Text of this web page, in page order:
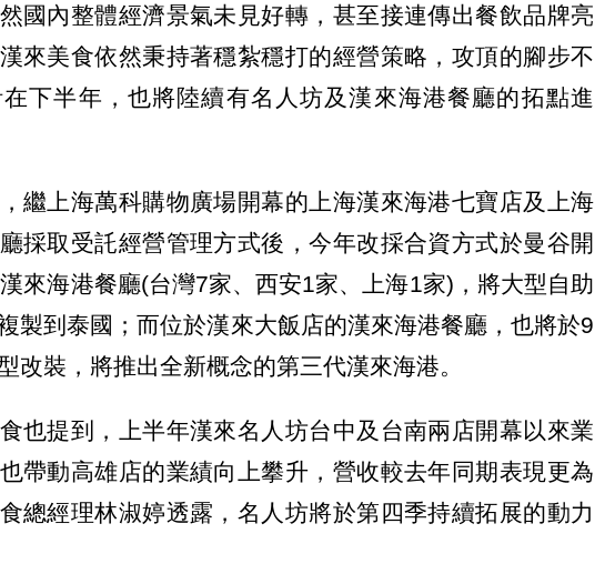
國內整體經濟景氣未見好轉，甚至接連傳出餐飲品牌亮
來美食依然秉持著穩紮穩打的經營策略，攻頂的腳步不
下半年，也將陸續有名人坊及漢來海港餐廳的拓點進
繼上海萬科購物廣場開幕的上海漢來海港七寶店及上海
採取受託經營管理方式後，今年改採合資方式於曼谷開
來海港餐廳(台灣7家、西安1家、上海1家)，將大型自助
製到泰國；而位於漢來大飯店的漢來海港餐廳，也將於9
改裝，將推出全新概念的第三代漢來海港。
也提到，上半年漢來名人坊台中及台南兩店開幕以來業
帶動高雄店的業績向上攀升，營收較去年同期表現更為
總經理林淑婷透露，名人坊將於第四季持續拓展的動力